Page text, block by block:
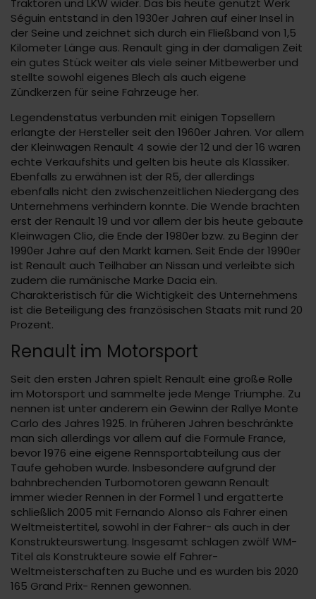
Séguin entstand in den 1930er Jahren auf einer Insel in
der Seine und zeichnet sich durch ein Fließband von 1,5
Kilometer Länge aus. Renault ging in der damaligen Zeit
ein gutes Stück weiter als viele seiner Mitbewerber und
stellte sowohl eigenes Blech als auch eigene
Zündkerzen für seine Fahrzeuge her.
Legendenstatus verbunden mit einigen Topsellern
erlangte der Hersteller seit den 1960er Jahren. Vor allem
der Kleinwagen Renault 4 sowie der 12 und der 16 waren
echte Verkaufshits und gelten bis heute als Klassiker.
Ebenfalls zu erwähnen ist der R5, der allerdings
ebenfalls nicht den zwischenzeitlichen Niedergang des
Unternehmens verhindern konnte. Die Wende brachten
erst der Renault 19 und vor allem der bis heute gebaute
Kleinwagen Clio, die Ende der 1980er bzw. zu Beginn der
1990er Jahre auf den Markt kamen. Seit Ende der 1990er
ist Renault auch Teilhaber an Nissan und verleibte sich
zudem die rumänische Marke Dacia ein.
Charakteristisch für die Wichtigkeit des Unternehmens
ist die Beteiligung des französischen Staats mit rund 20
Prozent.
Renault im Motorsport
Seit den ersten Jahren spielt Renault eine große Rolle
im Motorsport und sammelte jede Menge Triumphe. Zu
nennen ist unter anderem ein Gewinn der Rallye Monte
Carlo des Jahres 1925. In früheren Jahren beschränkte
man sich allerdings vor allem auf die Formule France,
bevor 1976 eine eigene Rennsportabteilung aus der
Taufe gehoben wurde. Insbesondere aufgrund der
bahnbrechenden Turbomotoren gewann Renault
immer wieder Rennen in der Formel 1 und ergatterte
schließlich 2005 mit Fernando Alonso als Fahrer einen
Weltmeistertitel, sowohl in der Fahrer- als auch in der
Konstrukteurswertung. Insgesamt schlagen zwölf WM-
Titel als Konstrukteure sowie elf Fahrer-
Weltmeisterschaften zu Buche und es wurden bis 2020
165 Grand Prix- Rennen gewonnen.